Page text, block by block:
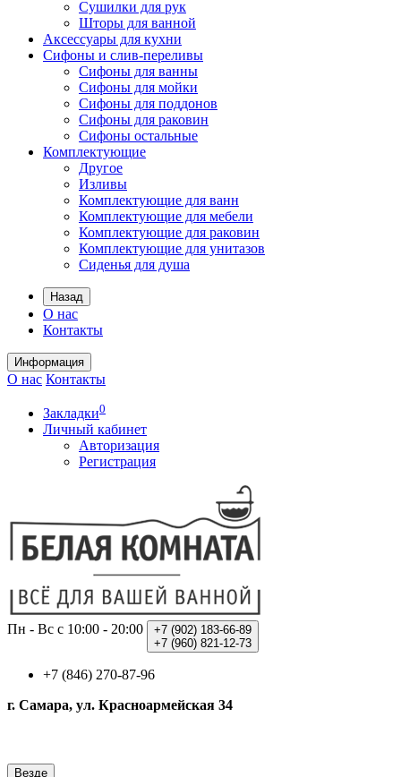
Сушилки для рук
Шторы для ванной
Аксессуары для кухни
Сифоны и слив-переливы
Сифоны для ванны
Сифоны для мойки
Сифоны для поддонов
Сифоны для раковин
Сифоны остальные
Комплектующие
Другое
Изливы
Комплектующие для ванн
Комплектующие для мебели
Комплектующие для раковин
Комплектующие для унитазов
Сиденья для душа
Назад
О нас
Контакты
Информация
О нас Контакты
Закладки0
Личный кабинет
Авторизация
Регистрация
Пн - Вс с 10:00 - 20:00 +7 (902) 183-66-89
+7 (960) 821-12-73
+7 (846) 270-87-96
г. Самара, ул. Красноармейская 34
Везде